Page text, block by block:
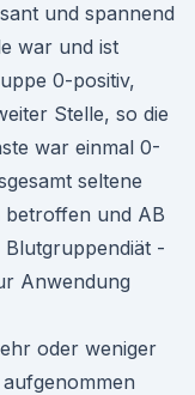
und spannend
war und ist
0-positiv,
Stelle, so die
war einmal 0-
seltene
betroffen und AB
-
Anwendung
oder weniger